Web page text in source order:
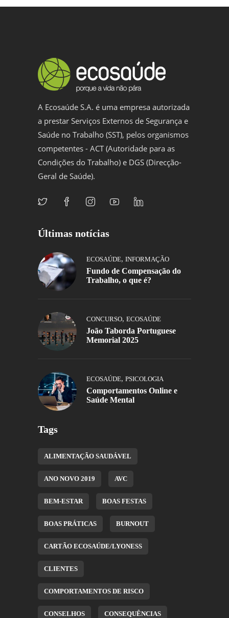
A Ecosaúde S.A. é uma empresa autorizada
a prestar Serviços Externos de Segurança e
Saúde no Trabalho (SST), pelos organismos
competentes - ACT (Autoridade para as
Condições do Trabalho) e DGS (Direcção-
Geral de Saúde).
Últimas notícias
ECOSAÚDE, INFORMAÇÃO
Fundo de Compensação do
Trabalho, o que é?
CONCURSO, ECOSAÚDE
João Taborda Portuguese
Memorial 2025
ECOSAÚDE, PSICOLOGIA
Comportamentos Online e
Saúde Mental
Tags
ALIMENTAÇÃO SAUDÁVEL
ANO NOVO 2019 AVC
BEM-ESTAR BOAS FESTAS
BOAS PRÁTICAS BURNOUT
CARTÃO ECOSAÚDE/LYONESS
CLIENTES
COMPORTAMENTOS DE RISCO
CONSELHOS CONSEQUÊNCIAS